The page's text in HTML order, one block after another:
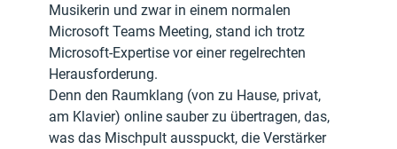
Musikerin und zwar in einem normalen
Microsoft Teams Meeting, stand ich trotz
Microsoft-Expertise vor einer regelrechten
Herausforderung.
Denn den Raumklang (von zu Hause, privat,
am Klavier) online sauber zu übertragen, das,
was das Mischpult ausspuckt, die Verstärker